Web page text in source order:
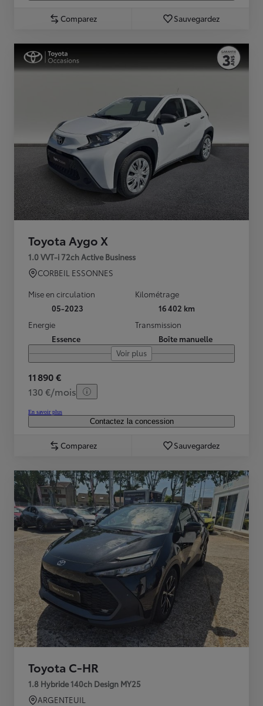
Comparez Sauvegardez
Toyota Aygo X
1.0 VVT-i 72ch Active Business
CORBEIL ESSONNES
Mise en circulation
05-2023
Kilométrage
16 402 km
Energie
Essence
Transmission
Boîte manuelle
Voir plus
11 890 €
130 €/mois
En savoir plus
Contactez la concession
Comparez Sauvegardez
Toyota C-HR
1.8 Hybride 140ch Design MY25
ARGENTEUIL